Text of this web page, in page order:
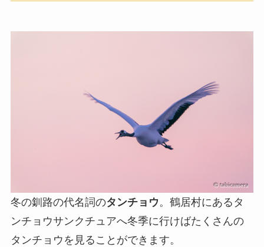
冬の釧路の代名詞のタンチョウ。鶴居村にあるタ
ンチョウサンクチュアへ冬季に行けばたくさんの
タンチョウを見ることができます。